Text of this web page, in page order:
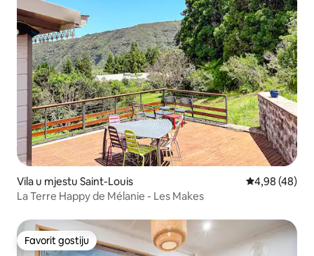
Vila u mjestu Saint-Louis prosječna
4,98 (48)
La Terre Happy de Mélanie - Les Makes
Favorit gostiju
Favorit gostiju